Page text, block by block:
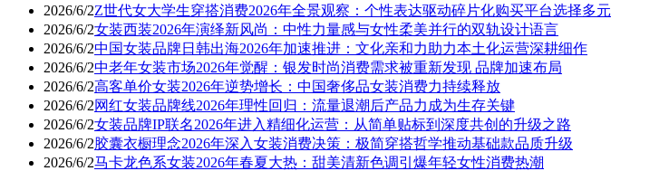
2026/6/2Z世代女大学生穿搭消费2026年全景观察：个性表达驱动碎片化购买平台选择多元
2026/6/2女装西装2026年演绎新风尚：中性力量感与女性柔美并行的双轨设计语言
2026/6/2中国女装品牌日韩出海2026年加速推进：文化亲和力助力本土化运营深耕细作
2026/6/2中老年女装市场2026年觉醒：银发时尚消费需求被重新发现 品牌加速布局
2026/6/2高客单价女装2026年逆势增长：中国奢侈品女装消费力持续释放
2026/6/2网红女装品牌线2026年理性回归：流量退潮后产品力成为生存关键
2026/6/2女装品牌IP联名2026年进入精细化运营：从简单贴标到深度共创的升级之路
2026/6/2胶囊衣橱理念2026年深入女装消费决策：极简穿搭哲学推动基础款品质升级
2026/6/2马卡龙色系女装2026年春夏大热：甜美清新色调引爆年轻女性消费热潮